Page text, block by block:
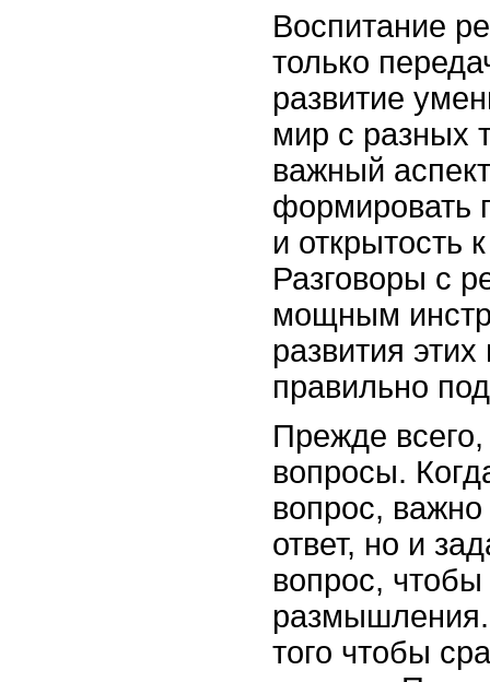
Воспитание
только
развитие
мир с разных
важный
формировать
и открытость
Разговоры с
мощным
развития
правильно
Прежде
вопросы.
вопрос,
ответ, но и
вопрос,
того чтобы